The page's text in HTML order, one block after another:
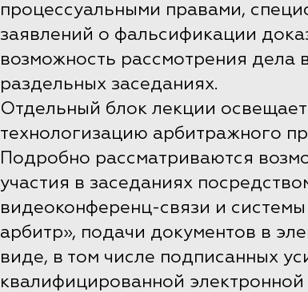
процессуальными правами,
заявлений о фальсификации
возможность рассмотрения дела
раздельных заседаниях.
Отдельный блок лекции освещает
технологизацию арбитражного
Подробно рассматриваются
участия в заседаниях
видеоконференц-связи и
арбитр», подачи документов в
виде, в том числе подписанных
квалифицированной